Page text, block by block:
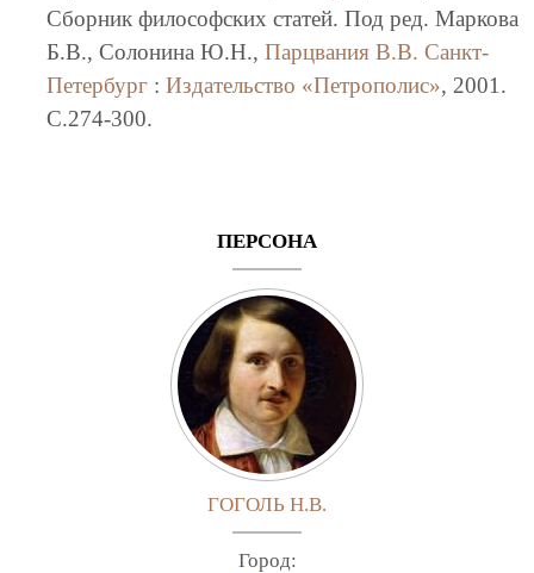
Сборник философских статей. Под ред. Маркова
Б.В., Солонина Ю.Н., Парцвания В.В. Санкт-
Петербург: Издательство «Петрополис», 2001.
C.274-300.
ПЕРСОНА
ГОГОЛЬ Н.В.
Город: